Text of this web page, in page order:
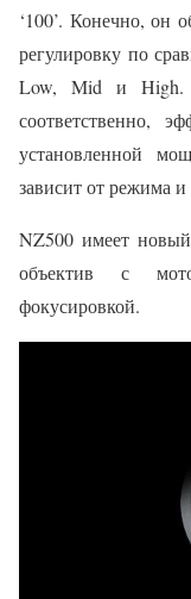
‘100’. Конечно, он
регулировку по
Low, Mid и High.
соответственно,
установленной
зависит от режима
NZ500 имеет
объектив с
фокусировкой.